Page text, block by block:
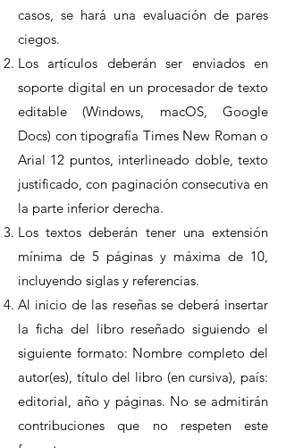
casos, se hará una evaluación de pares
ciegos.
Los artículos deberán ser enviados en
soporte digital en un procesador de texto
editable (Windows, macOS, Google
Docs) con tipografía Times New Roman o
Arial 12 puntos, interlineado doble, texto
justificado, con paginación consecutiva en
la parte inferior derecha.
Los textos deberán tener una extensión
mínima de 5 páginas y máxima de 10,
incluyendo siglas y referencias.
Al inicio de las reseñas se deberá insertar
la ficha del libro reseñado siguiendo el
siguiente formato: Nombre completo del
autor(es), título del libro (en cursiva), país:
editorial, año y páginas. No se admitirán
contribuciones que no respeten este